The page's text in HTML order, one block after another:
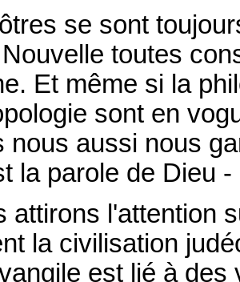
se sont
toutes
Et même si la
sont en
nous aussi nous
la parole de Dieu
attirons l'attention
la civilisation
est lié à